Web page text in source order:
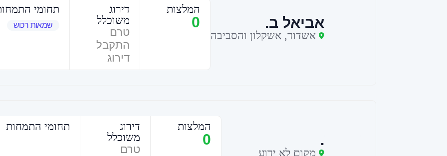
אביאל ב.
אשדוד, אשקלון והסביבה
המלצות
0
דירוג
משוכלל
טרם
התקבל
דירוג
תחומי
שמאות רכוש
.
מקום לא ידוע
המלצות
0
דירוג
משוכלל
טרם
תחומי התמחות